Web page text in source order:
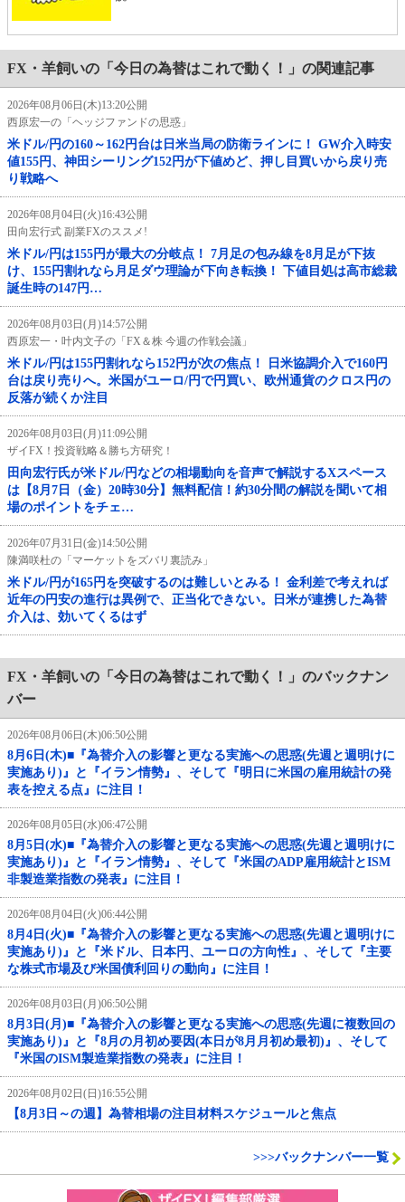
FX・羊飼いの「今日の為替はこれで動く！」の関連記事
2026年08月06日(木)13:20公開
西原宏一の「ヘッジファンドの思惑」
米ドル/円の160～162円台は日米当局の防衛ラインに！ GW介入時安
値155円、神田シーリング152円が下値めど、押し目買いから戻り売
り戦略へ
2026年08月04日(火)16:43公開
田向宏行式 副業FXのススメ!
米ドル/円は155円が最大の分岐点！ 7月足の包み線を8月足が下抜
け、155円割れなら月足ダウ理論が下向き転換！ 下値目処は高市総裁
誕生時の147円…
2026年08月03日(月)14:57公開
西原宏一・叶内文子の「FX＆株 今週の作戦会議」
米ドル/円は155円割れなら152円が次の焦点！ 日米協調介入で160円
台は戻り売りへ。米国がユーロ/円で円買い、欧州通貨のクロス円の
反落が続くか注目
2026年08月03日(月)11:09公開
ザイFX！投資戦略＆勝ち方研究！
田向宏行氏が米ドル/円などの相場動向を音声で解説するXスペース
は【8月7日（金）20時30分】無料配信！約30分間の解説を聞いて相
場のポイントをチェ…
2026年07月31日(金)14:50公開
陳満咲杜の「マーケットをズバリ裏読み」
米ドル/円が165円を突破するのは難しいとみる！ 金利差で考えれば
近年の円安の進行は異例で、正当化できない。日米が連携した為替
介入は、効いてくるはず
FX・羊飼いの「今日の為替はこれで動く！」のバックナン
バー
2026年08月06日(木)06:50公開
8月6日(木)■『為替介入の影響と更なる実施への思惑(先週と週明けに
実施あり)』と『イラン情勢』、そして『明日に米国の雇用統計の発
表を控える点』に注目！
2026年08月05日(水)06:47公開
8月5日(水)■『為替介入の影響と更なる実施への思惑(先週と週明けに
実施あり)』と『イラン情勢』、そして『米国のADP雇用統計とISM
非製造業指数の発表』に注目！
2026年08月04日(火)06:44公開
8月4日(火)■『為替介入の影響と更なる実施への思惑(先週と週明けに
実施あり)』と『米ドル、日本円、ユーロの方向性』、そして『主要
な株式市場及び米国債利回りの動向』に注目！
2026年08月03日(月)06:50公開
8月3日(月)■『為替介入の影響と更なる実施への思惑(先週に複数回の
実施あり)』と『8月の月初め要因(本日が8月月初め最初)』、そして
『米国のISM製造業指数の発表』に注目！
2026年08月02日(日)16:55公開
【8月3日～の週】為替相場の注目材料スケジュールと焦点
>>>バックナンバー一覧